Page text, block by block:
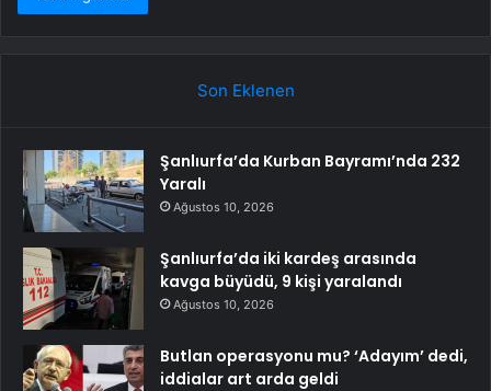
Son Eklenen
Şanlıurfa’da Kurban Bayramı’nda 232
Yaralı
Ağustos 10, 2026
Şanlıurfa’da iki kardeş arasında
kavga büyüdü, 9 kişi yaralandı
Ağustos 10, 2026
Butlan operasyonu mu? ‘Adayım’ dedi,
iddialar art arda geldi